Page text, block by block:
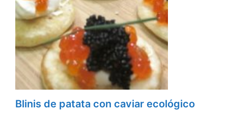
Blinis de patata con caviar ecológico